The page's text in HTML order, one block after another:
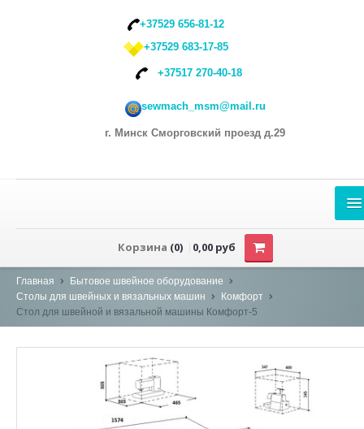
+37529 656-81-12
+37529 683-17-85
+37517 270-40-18
sewmach_msm@mail.ru
г. Минск Сморговский проезд д.29
КАТАЛОГ
ПРОМЫШЛЕННЫЕ ОВЕРЛОКИ
Прямострочные одноигольные швейные машины
челночного стежка
Машины для тяжелых и сверхтяжелых материалов
Корзина (0) 0,00 руб
Главная
Бытовое швейное оборудование
Столы для швейных и вязальных машин
Комфорт
Стол для швейной и вязальной машины Комфорт-5